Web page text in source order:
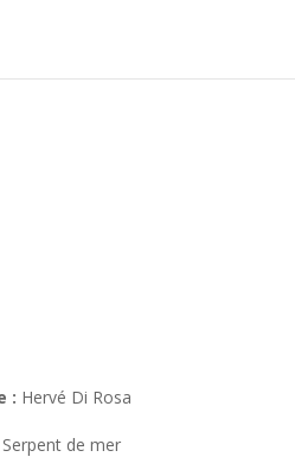
: Hervé Di Rosa
Serpent de mer